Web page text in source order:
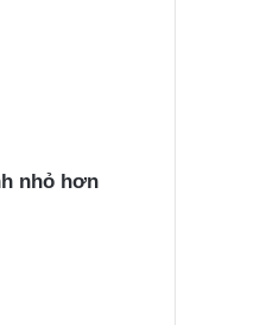
nhỏ hơn